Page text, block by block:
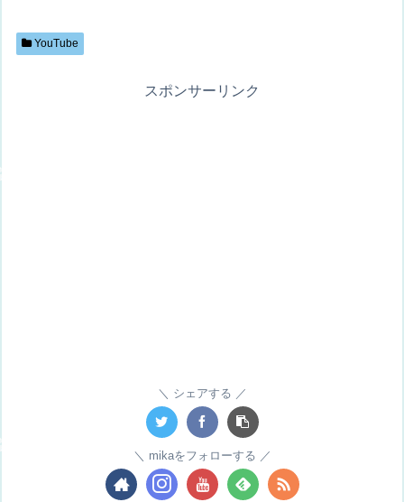
YouTube
スポンサーリンク
シェアする
mikaをフォローする